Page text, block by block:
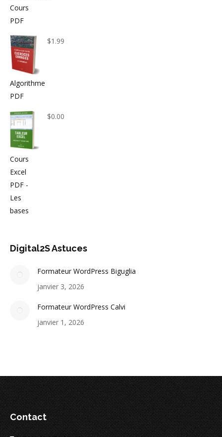
Cours
PDF
Algorithme
PDF
$1.99
Cours
Excel
PDF -
Les
bases
$0.00
Digital2S Astuces
Formateur WordPress Biguglia
janvier 3, 2026
Formateur WordPress Calvi
janvier 1, 2026
Contact